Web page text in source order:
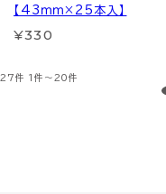
【43ｍｍ×25本入】
¥330
27件 1件～20件